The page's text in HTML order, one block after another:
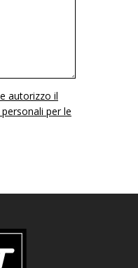
autorizzo il
per le